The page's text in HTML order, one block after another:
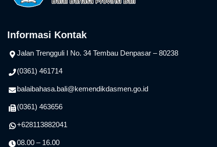
Informasi Kontak
Jalan Trengguli I No. 34 Tembau Denpasar – 80238
(0361) 461714
balaibahasa.bali@kemendikdasmen.go.id
(0361) 463656
+628113882041
08.00 – 16.00